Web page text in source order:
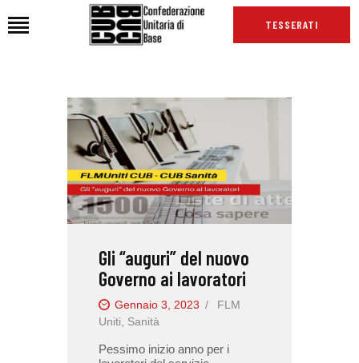
TESSERATI
HOME
CHI SIAMO
SEDI
NEWS
PODCAST CUB
INTERNAZIONALE
RASSEGNA STAMPA
Gli “auguri” del nuovo
Governo ai lavoratori
Gennaio 3, 2023
FLM
Uniti
Sanità
Pessimo inizio anno per i